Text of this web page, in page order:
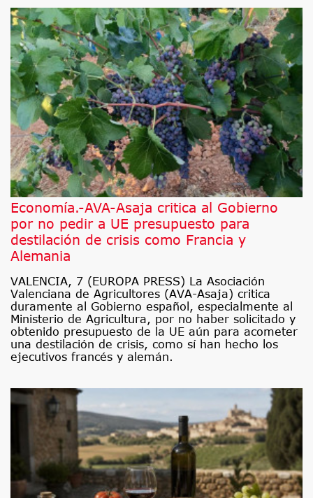
Economía.-AVA-Asaja critica al Gobierno
por no pedir a UE presupuesto para
destilación de crisis como Francia y
Alemania
VALENCIA, 7 (EUROPA PRESS) La Asociación
Valenciana de Agricultores (AVA-Asaja) critica
duramente al Gobierno español, especialmente al
Ministerio de Agricultura, por no haber solicitado y
obtenido presupuesto de la UE aún para acometer
una destilación de crisis, como sí han hecho los
ejecutivos francés y alemán.